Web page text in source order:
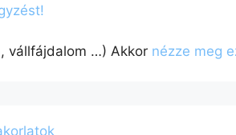
vállfájdalom …) Akkor nézze meg